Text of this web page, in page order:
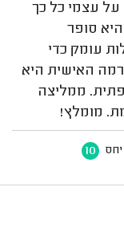
על עצמי כל כך
סופר
עומק כדי
האישית היא
ממליצה
יחס 10